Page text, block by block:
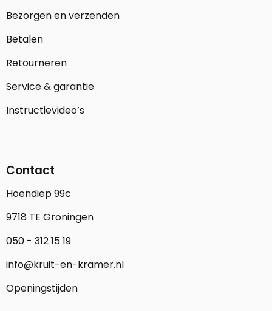
Bezorgen en verzenden
Betalen
Retourneren
Service & garantie
Instructievideo’s
Contact
Hoendiep 99c
9718 TE Groningen
050 - 312 15 19
info@kruit-en-kramer.nl
Openingstijden